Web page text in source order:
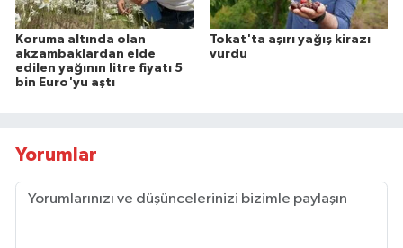
Koruma altında olan
akzambaklardan elde
edilen yağının litre fiyatı 5
bin Euro'yu aştı
Tokat'ta aşırı yağış kirazı
vurdu
Yorumlar